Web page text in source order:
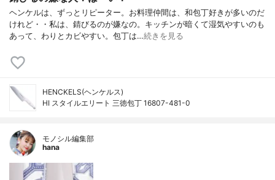
ヘンケルは、ずっとリピーター。お料理仲間は、和包丁好きが多いのだ
けれど・・私は、錆びるのが嫌なの。キッチンが暗くて湿気やすいのも
あって、わりとカビやすい。包丁は…続きを見る
HENCKELS(ヘンケルス)
HI スタイルエリート 三徳包丁 16807-481-0
モノシル編集部
hana